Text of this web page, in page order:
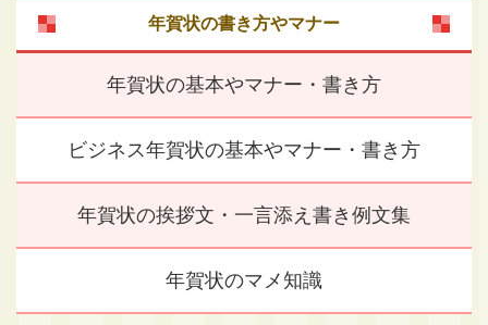
年賀状の書き方やマナー
年賀状の基本やマナー・書き方
ビジネス年賀状の基本やマナー・書き方
年賀状の挨拶文・一言添え書き例文集
年賀状のマメ知識